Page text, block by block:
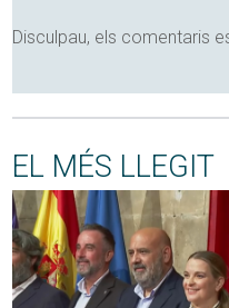
Disculpau, els comentaris
EL MÉS LLEGIT